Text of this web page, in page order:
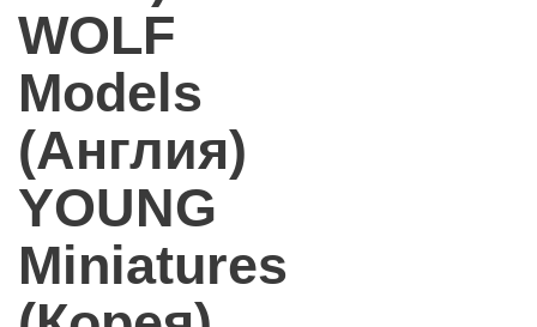
WOLF
Models
(Англия)
YOUNG
Miniatures